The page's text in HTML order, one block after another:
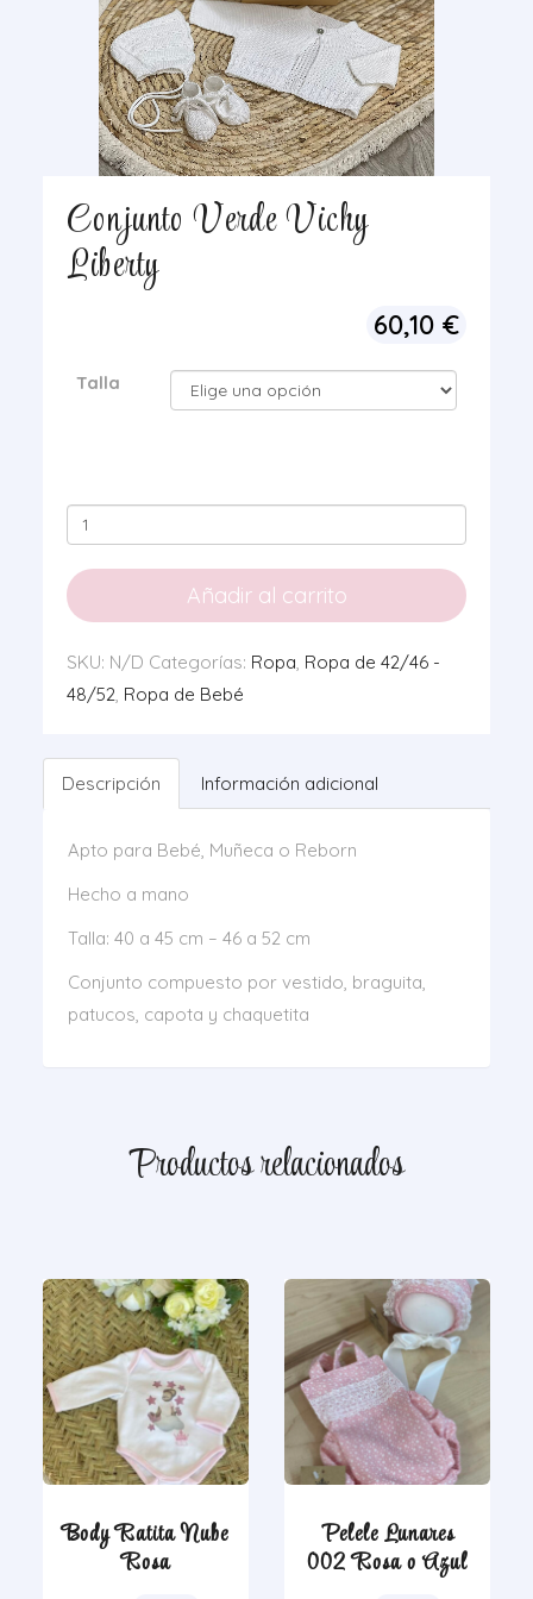
Conjunto Verde Vichy
Liberty
60,10 €
Talla
Conjunto
Verde
Vichy
Liberty
Añadir al carrito
SKU: N/D Categorías: Ropa, Ropa de 42/46 -
48/52, Ropa de Bebé
Descripción Información adicional
Apto para Bebé, Muñeca o Reborn
Hecho a mano
Talla: 40 a 45 cm – 46 a 52 cm
Conjunto compuesto por vestido, braguita,
patucos, capota y chaquetita
Productos relacionados
Body Ratita Nube
Rosa
Pelele Lunares
002 Rosa o Azul